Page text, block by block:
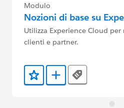
Modulo
Nozioni di base su
Utilizza Experience Cloud
clienti e partner.
Aggiunto ai preferiti
Aggiungi a Trailmix
Tags